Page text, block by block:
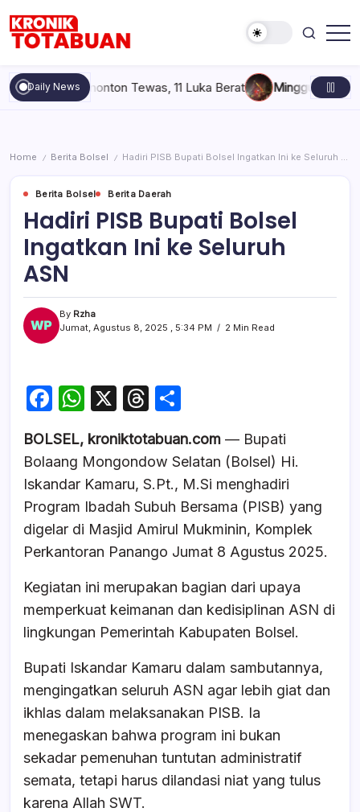
content
Totabuan
hari
ini
Kronik
Daily News
6 Penonton Tewas, 11 Luka Berat Minggu, Agustus 9,
Home / Berita Bolsel / Hadiri PISB Bupati Bolsel Ingatkan Ini ke Seluruh ASN
Berita Bolsel Berita Daerah
Hadiri PISB Bupati Bolsel
Ingatkan Ini ke Seluruh
ASN
By Rzha
Jumat, Agustus 8, 2025 , 5:34 PM
2 Min Read
F
c
e
b
o
o
k
W
at
s
A
p
p
X
T
e
a
d
s
ar
e
BOLSEL, kroniktotabuan.com — Bupati
Bolaang Mongondow Selatan (Bolsel) Hi.
Iskandar Kamaru, S.Pt., M.Si menghadiri
Program Ibadah Subuh Bersama (PISB) yang
digelar di Masjid Amirul Mukminin, Komplek
Perkantoran Panango Jumat 8 Agustus 2025.
Kegiatan ini merupakan bagian dari upaya
memperkuat keimanan dan kedisiplinan ASN di
lingkungan Pemerintah Kabupaten Bolsel.
Bupati Iskandar Kamaru dalam sambutannya,
mengingatkan seluruh ASN agar lebih giat dan
ikhlas dalam melaksanakan PISB. Ia
menegaskan bahwa program ini bukan
sekadar pemenuhan tuntutan administratif
semata, tetapi harus dilandasi niat yang tulus
karena Allah SWT.